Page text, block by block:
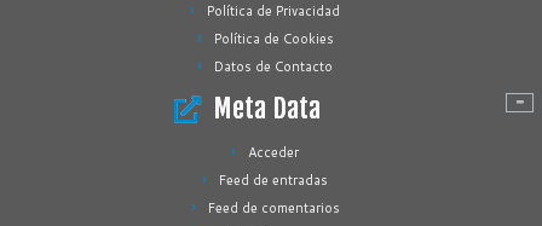
Política de Privacidad
Política de Cookies
Datos de Contacto
Meta Data
Acceder
Feed de entradas
Feed de comentarios